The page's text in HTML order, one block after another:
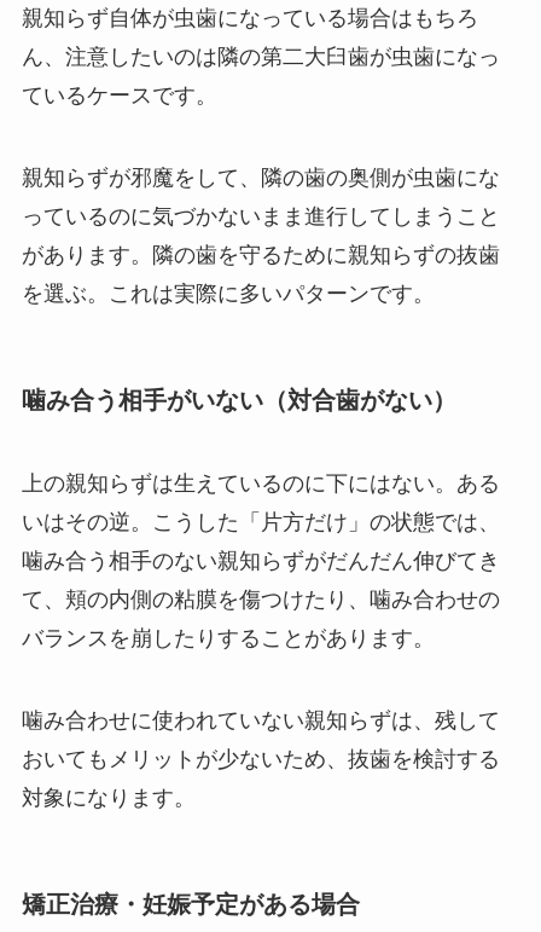
親知らず自体が虫歯になっている場合はもちろ
ん、注意したいのは隣の第二大臼歯が虫歯になっ
ているケースです。
親知らずが邪魔をして、隣の歯の奥側が虫歯にな
っているのに気づかないまま進行してしまうこと
があります。隣の歯を守るために親知らずの抜歯
を選ぶ。これは実際に多いパターンです。
噛み合う相手がいない（対合歯がない）
上の親知らずは生えているのに下にはない。ある
いはその逆。こうした「片方だけ」の状態では、
噛み合う相手のない親知らずがだんだん伸びてき
て、頬の内側の粘膜を傷つけたり、噛み合わせの
バランスを崩したりすることがあります。
噛み合わせに使われていない親知らずは、残して
おいてもメリットが少ないため、抜歯を検討する
対象になります。
矯正治療・妊娠予定がある場合